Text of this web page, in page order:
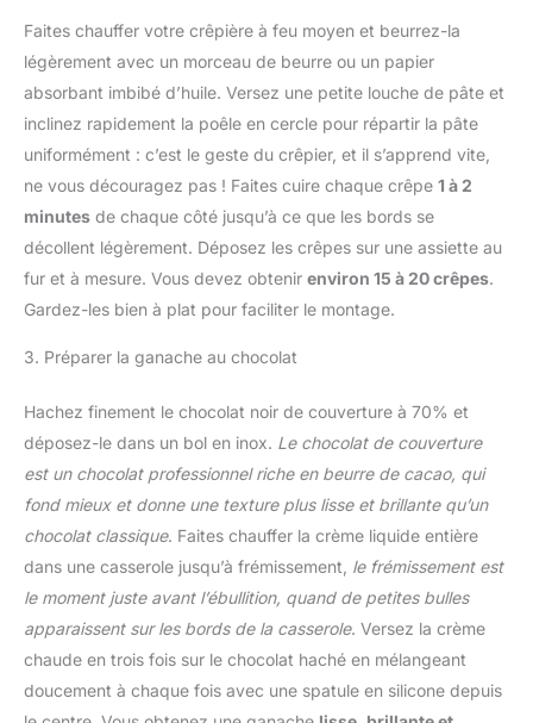
Faites chauffer votre crêpière à feu moyen et beurrez-la
légèrement avec un morceau de beurre ou un papier
absorbant imbibé d’huile. Versez une petite louche de pâte et
inclinez rapidement la poêle en cercle pour répartir la pâte
uniformément : c’est le geste du crêpier, et il s’apprend vite,
ne vous découragez pas ! Faites cuire chaque crêpe 1 à 2
minutes de chaque côté jusqu’à ce que les bords se
décollent légèrement. Déposez les crêpes sur une assiette au
fur et à mesure. Vous devez obtenir environ 15 à 20 crêpes.
Gardez-les bien à plat pour faciliter le montage.
3. Préparer la ganache au chocolat
Hachez finement le chocolat noir de couverture à 70% et
déposez-le dans un bol en inox. Le chocolat de couverture
est un chocolat professionnel riche en beurre de cacao, qui
fond mieux et donne une texture plus lisse et brillante qu’un
chocolat classique. Faites chauffer la crème liquide entière
dans une casserole jusqu’à frémissement, le frémissement est
le moment juste avant l’ébullition, quand de petites bulles
apparaissent sur les bords de la casserole. Versez la crème
chaude en trois fois sur le chocolat haché en mélangeant
doucement à chaque fois avec une spatule en silicone depuis